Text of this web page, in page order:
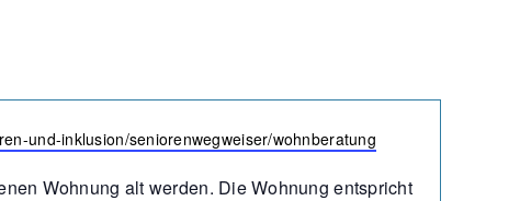
und-inklusion/seniorenwegweiser/wohnberatung
Wohnung alt werden. Die Wohnung entspricht